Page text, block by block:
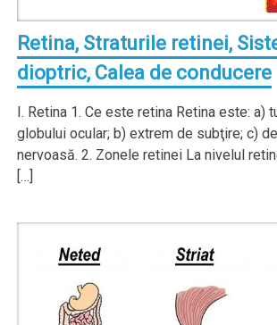
Retina, Straturile retinei,
dioptric, Calea de conducere
I. Retina 1. Ce este retina Retina este: a)
globului ocular; b) extrem de subţire; c)
nervoasă. 2. Zonele retinei La nivelul
[…]